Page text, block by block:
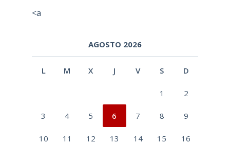
<a
AGOSTO 2026
L M X J V S D
1 2
3 4 5 6 7 8 9
10 11 12 13 14 15 16